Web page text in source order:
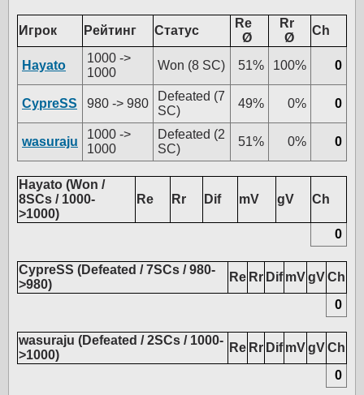
Игрок Рейтинг Статус
Re
Ø
Rr
Ø
Ch
Hayato
1000 ->
1000
Won (8 SC) 51% 100% 0
CypreSS 980 -> 980
Defeated (7
SC)
49% 0% 0
wasuraju
1000 ->
1000
Defeated (2
SC)
51% 0% 0
Hayato (Won /
8SCs / 1000-
>1000)
Re Rr Dif mV gV Ch
0
CypreSS (Defeated / 7SCs / 980-
>980)
Re Rr Dif mVgVCh
0
wasuraju (Defeated / 2SCs / 1000-
>1000)
Re Rr Dif mVgVCh
0